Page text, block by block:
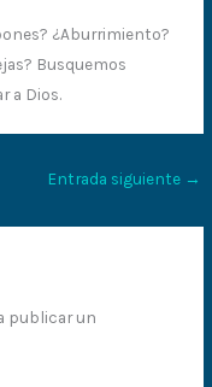
¿Aburrimiento?
Busquemos
a Dios.
Entrada siguiente →
publicar un